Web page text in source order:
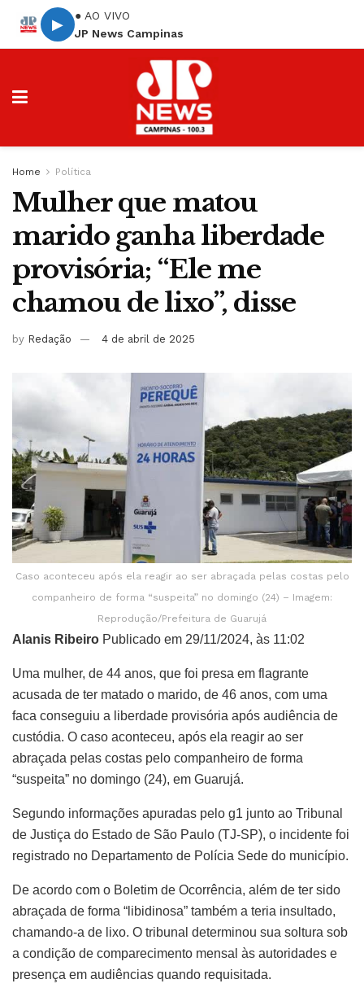
▶
● AO VIVO
JP News Campinas
Home Política
Mulher que matou
marido ganha liberdade
provisória; “Ele me
chamou de lixo”, disse
by Redação 4 de abril de 2025
Caso aconteceu após ela reagir ao ser abraçada pelas costas pelo
companheiro de forma “suspeita” no domingo (24) – Imagem:
Reprodução/Prefeitura de Guarujá
Alanis Ribeiro Publicado em 29/11/2024, às 11:02
Uma mulher, de 44 anos, que foi presa em flagrante
acusada de ter matado o marido, de 46 anos, com uma
faca conseguiu a liberdade provisória após audiência de
custódia. O caso aconteceu, após ela reagir ao ser
abraçada pelas costas pelo companheiro de forma
“suspeita” no domingo (24), em Guarujá.
Segundo informações apuradas pelo g1 junto ao Tribunal
de Justiça do Estado de São Paulo (TJ-SP), o incidente foi
registrado no Departamento de Polícia Sede do município.
De acordo com o Boletim de Ocorrência, além de ter sido
abraçada de forma “libidinosa” também a teria insultado,
chamando-a de lixo. O tribunal determinou sua soltura sob
a condição de comparecimento mensal às autoridades e
presença em audiências quando requisitada.